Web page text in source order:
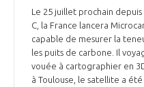
NOS MISSIONS
NOTRE HISTOIRE
LE CONSEIL DU GIFAS
L’ÉQUIPE DU GIFAS
FONCTIONNEMENT
GEADS
ACCOMPAGNEMENT DE
Le 25 juillet prochain
C, la France lancera
capable de mesurer la teneur en CO₂ dans
les puits de carbone. Il
vouée à cartographier en
à Toulouse, le satellite a